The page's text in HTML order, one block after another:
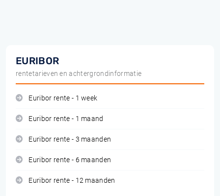
EURIBOR
rentetarieven en achtergrondinformatie
Euribor rente - 1 week
Euribor rente - 1 maand
Euribor rente - 3 maanden
Euribor rente - 6 maanden
Euribor rente - 12 maanden